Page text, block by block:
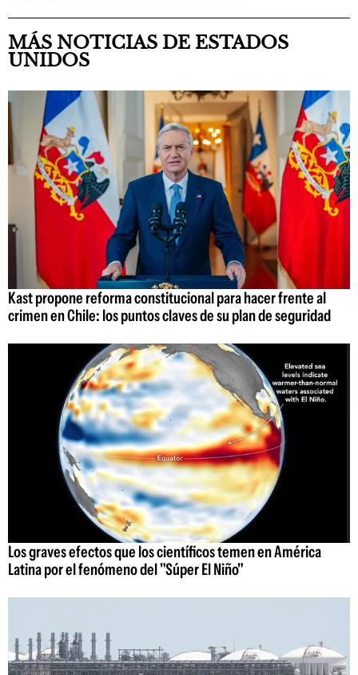
MÁS NOTICIAS DE ESTADOS
UNIDOS
Kast propone reforma constitucional para hacer frente al
crimen en Chile: los puntos claves de su plan de seguridad
Los graves efectos que los científicos temen en América
Latina por el fenómeno del "Súper El Niño"